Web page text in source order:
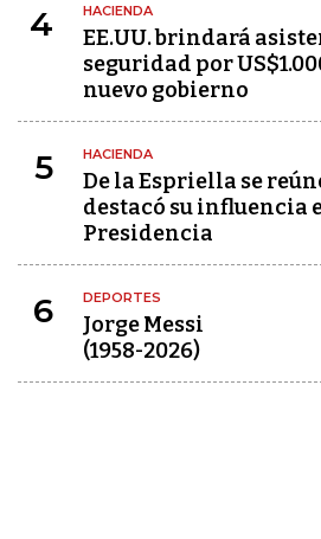
4 HACIENDA
EE.UU. brindará
seguridad por
nuevo gobierno
5 HACIENDA
De la Espriella se
destacó su influencia
Presidencia
6 DEPORTES
Jorge Messi
(1958-2026)